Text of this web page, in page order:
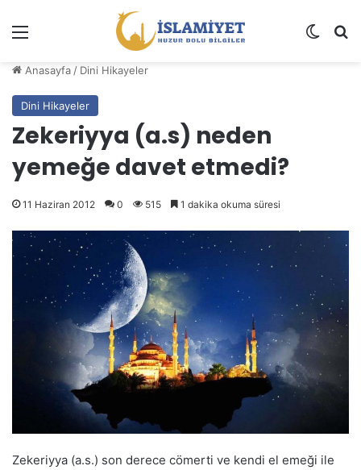
Dış
Anasayfa / Dini Hikayeler
Dini Hikayeler
Zekeriyya (a.s) neden
yemeğe davet etmedi?
11 Haziran 2012 0 515 1 dakika okuma süresi
Zekeriyya (a.s.) son derece cömerti ve kendi el emeği ile